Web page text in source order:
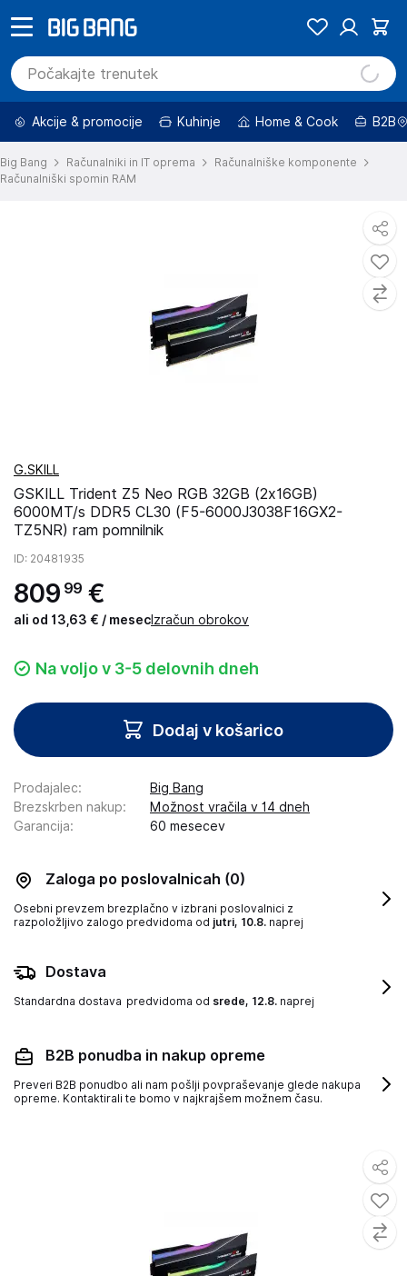
Akcije & promocije Kuhinje Home & Cook B2B
Big Bang Računalniki in IT oprema
Računalniške komponente
Računalniški spomin RAM
G.SKILL
GSKILL Trident Z5 Neo RGB 32GB (2x16GB)
6000MT/s DDR5 CL30 (F5-6000J3038F16GX2-
TZ5NR) ram pomnilnik
ID: 20481935
809 99 €
ali od 13,63 € / mesec Izračun obrokov
Na voljo v 3-5 delovnih dneh
Dodaj v košarico
Prodajalec:
Big Bang
Brezskrben nakup:
Možnost vračila v 14 dneh
Garancija: 60 mesecev
Zaloga po poslovalnicah (0)
Osebni prevzem brezplačno v izbrani poslovalnici z
razpoložljivo zalogo predvidoma od jutri, 10.8. naprej
Dostava
Standardna dostava predvidoma od srede, 12.8. naprej
B2B ponudba in nakup opreme
Preveri B2B ponudbo ali nam pošlji povpraševanje glede nakupa
opreme. Kontaktirali te bomo v najkrajšem možnem času.